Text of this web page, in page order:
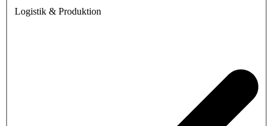
Logistik & Produktion